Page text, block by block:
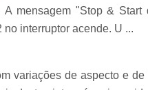
mensagem "Stop &
interruptor acende. U ...
variações de aspecto e